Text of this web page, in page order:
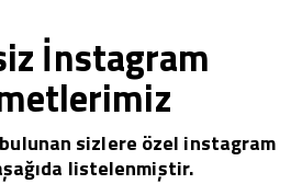
İnstagram
sizlere özel instagram
listelenmiştir.